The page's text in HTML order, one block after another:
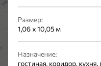
Размер:
1,06 x 10,05 м
Назначение:
гостиная, коридор,